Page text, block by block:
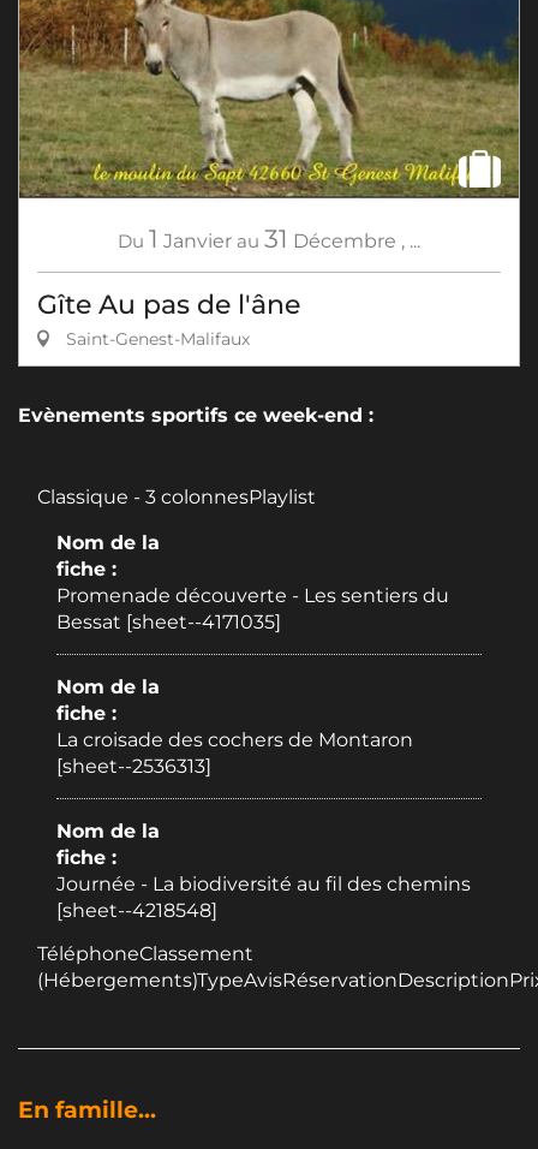
Du 1 Janvier au 31 Décembre , ...
Gîte Au pas de l'âne
Saint-Genest-Malifaux
Evènements sportifs ce week-end :
Classique - 3 colonnesPlaylist
Nom de la
fiche :
Promenade découverte - Les sentiers du
Bessat [sheet--4171035]
Nom de la
fiche :
La croisade des cochers de Montaron
[sheet--2536313]
Nom de la
fiche :
Journée - La biodiversité au fil des chemins
[sheet--4218548]
TéléphoneClassement
En famille...